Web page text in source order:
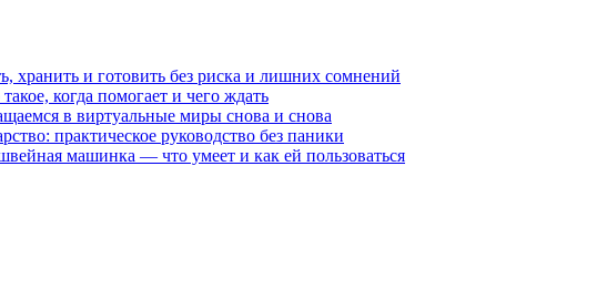
хранить и готовить без риска и лишних сомнений
когда помогает и чего ждать
в виртуальные миры снова и снова
практическое руководство без паники
машинка — что умеет и как ей пользоваться